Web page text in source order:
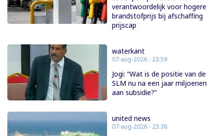
verantwoordelijk voor hogere
brandstofprijs bij afschaffing
prijscap
waterkant
07-aug-2026 - 23:59
Jogi: “Wat is de positie van de
SLM nu na een jaar miljoenen
aan subsidie?”
united news
07-aug-2026 - 23:38